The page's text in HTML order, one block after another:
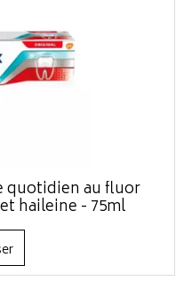
quotidien au fluor
haileine - 75ml